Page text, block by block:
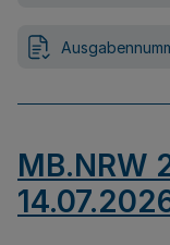
MB.NRW